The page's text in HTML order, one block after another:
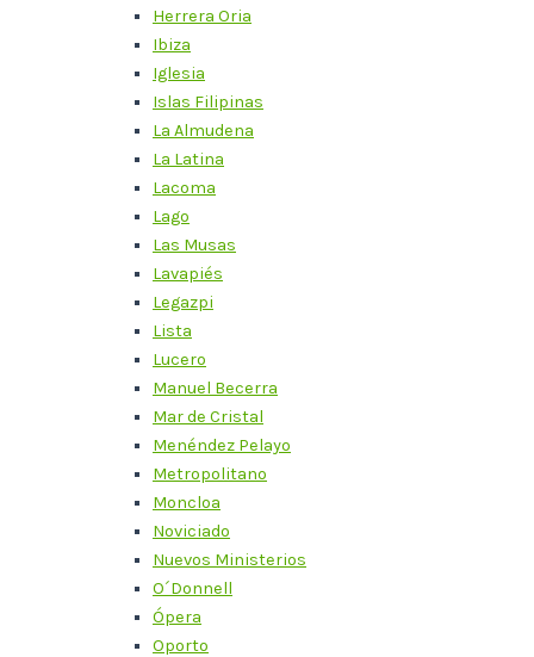
Herrera Oria
Ibiza
Iglesia
Islas Filipinas
La Almudena
La Latina
Lacoma
Lago
Las Musas
Lavapiés
Legazpi
Lista
Lucero
Manuel Becerra
Mar de Cristal
Menéndez Pelayo
Metropolitano
Moncloa
Noviciado
Nuevos Ministerios
O´Donnell
Ópera
Oporto